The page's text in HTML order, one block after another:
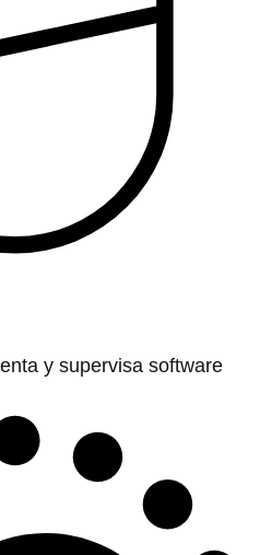
y supervisa software